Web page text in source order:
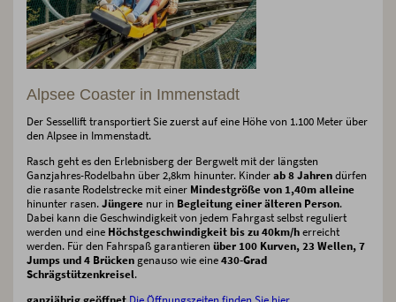
Alpsee Coaster in Immenstadt
Der Sessellift transportiert Sie zuerst auf eine Höhe von 1.100 Meter über
den Alpsee in Immenstadt.
Rasch geht es den Erlebnisberg der Bergwelt mit der längsten
Ganzjahres-Rodelbahn über 2,8km hinunter. Kinderab 8 Jahrendürfen
die rasante Rodelstrecke mit einer Mindestgröße von 1,40malleine
hinunter rasen.Jüngere nur in Begleitung einer älteren Person.
Dabei kann die Geschwindigkeit von jedem Fahrgast selbst reguliert
werden und eine Höchstgeschwindigkeit bis zu 40km/herreicht
werden. Für den Fahrspaß garantieren über 100 Kurven, 23 Wellen, 7
Jumps und 4 Brücken genauso wie eine430-Grad
Schrägstützenkreisel.